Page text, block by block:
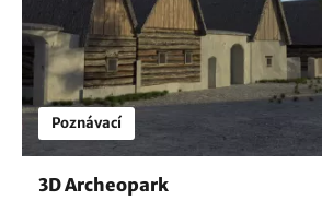
Poznávací
3D Archeopark